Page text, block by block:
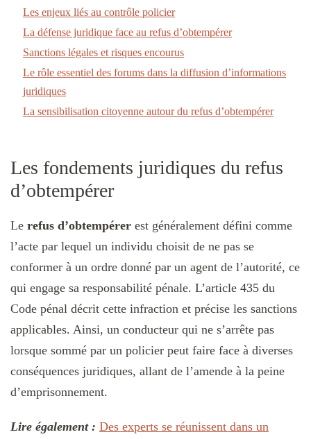
Les enjeux liés au contrôle policier
La défense juridique face au refus d’obtempérer
Sanctions légales et risques encourus
Le rôle essentiel des forums dans la diffusion d’informations
juridiques
La sensibilisation citoyenne autour du refus d’obtempérer
Les fondements juridiques du refus
d’obtempérer
Le refus d’obtempérer est généralement défini comme
l’acte par lequel un individu choisit de ne pas se
conformer à un ordre donné par un agent de l’autorité, ce
qui engage sa responsabilité pénale. L’article 435 du
Code pénal décrit cette infraction et précise les sanctions
applicables. Ainsi, un conducteur qui ne s’arrête pas
lorsque sommé par un policier peut faire face à diverses
conséquences juridiques, allant de l’amende à la peine
d’emprisonnement.
Lire également : Des experts se réunissent dans un